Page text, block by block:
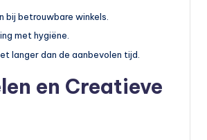
bij betrouwbare winkels.
met hygiëne.
langer dan de aanbevolen tijd.
en Creatieve